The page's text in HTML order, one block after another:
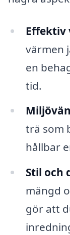
Effektiv
värmen
en
tid.
trä som
hållbar
Stil och
mängd
gör att